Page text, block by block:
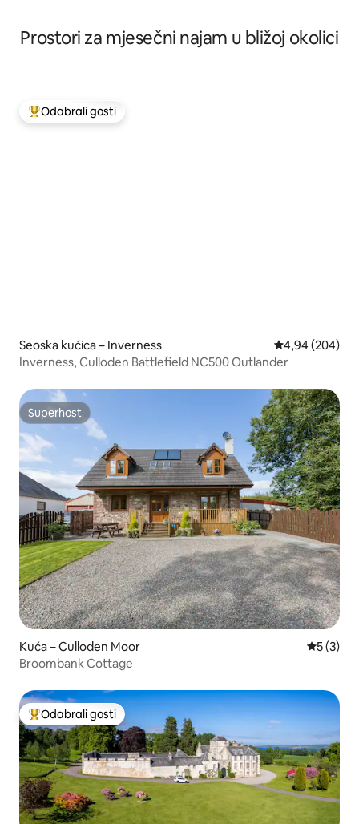
Prostori za mjesečni najam u bližoj okolici
Među najviše rangiranima s oznakom „Odabrali gosti”
Odabrali gosti
Seoska kućica – Inverness Prosječna
4,94 (204)
Inverness, Culloden Battlefield NC500 Outlander
Superhost
Superhost
Kuća – Culloden Moor
5 (3)
Broombank Cottage
Među najviše rangiranima s oznakom „Odabrali gosti”
Odabrali gosti